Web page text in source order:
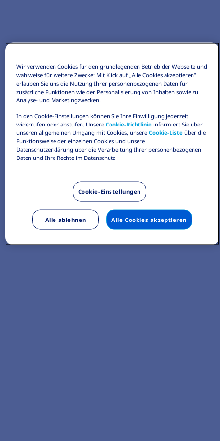
Wir verwenden Cookies für den grundlegenden Betrieb der Webseite und
wahlweise für weitere Zwecke: Mit Klick auf „Alle Cookies akzeptieren“
erlauben Sie uns die Nutzung Ihrer personenbezogenen Daten für
zusätzliche Funktionen wie der Personalisierung von Inhalten sowie zu
Analyse- und Marketingzwecken.
In den Cookie-Einstellungen können Sie Ihre Einwilligung jederzeit
widerrufen oder abstufen. UnsereCookie-Richtlinie informiert Sie über
unseren allgemeinen Umgang mit Cookies, unsereCookie-Liste über die
Funktionsweise der einzelnen Cookies und unsere
Datenschutzerklärung über die Verarbeitung Ihrer personenbezogenen
Daten und Ihre Rechte im Datenschutz
Cookie-Einstellungen
Alle ablehnen Alle Cookies akzeptieren